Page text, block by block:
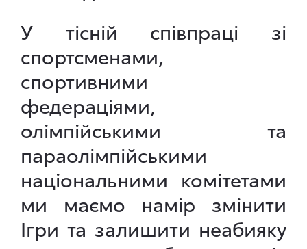
У тісній співпраці зі
спортсменами,
спортивними
федераціями,
олімпійськими та
параолімпійськими
національними комітетами
ми маємо намір змінити
Ігри та залишити неабияку